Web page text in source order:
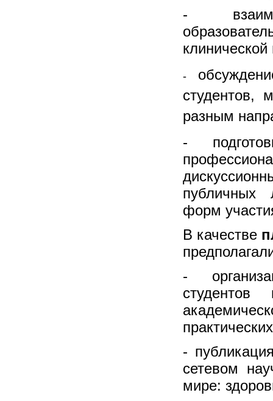
-
клинической
- о
студентов,
разным
-
публичных
форм
В качестве
-
-
сетевом
мире: